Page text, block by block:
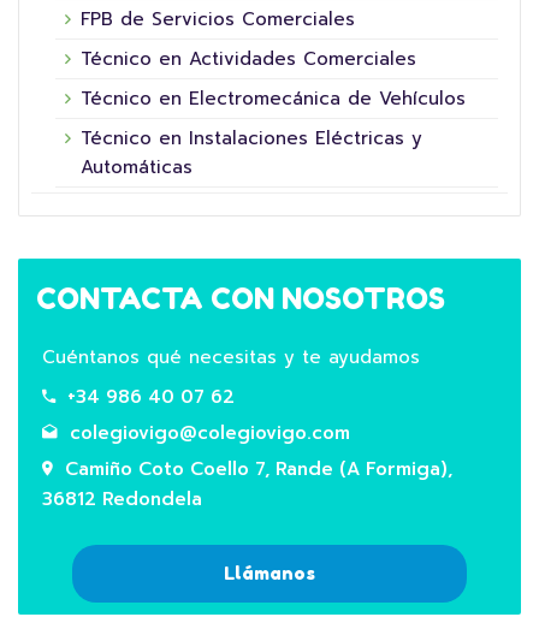
FPB de Servicios Comerciales
Técnico en Actividades Comerciales
Técnico en Electromecánica de Vehículos
Técnico en Instalaciones Eléctricas y
Automáticas
CONTACTA CON NOSOTROS
Cuéntanos qué necesitas y te ayudamos
+34 986 40 07 62
colegiovigo@colegiovigo.com
Camiño Coto Coello 7, Rande (A Formiga),
36812 Redondela
Llámanos